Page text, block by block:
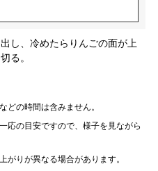
し、冷めたらりんごの面が上
る。
どの時間は含みません。
応の目安ですので、様子を見ながら
がりが異なる場合があります。